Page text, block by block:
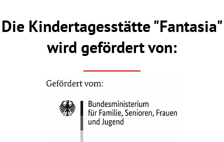
Die Kindertagesstätte "Fantasia"
wird gefördert von: